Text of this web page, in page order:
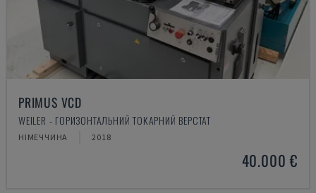
PRIMUS VCD
WEILER - ГОРИЗОНТАЛЬНИЙ ТОКАРНИЙ ВЕРСТАТ
НІМЕЧЧИНА 2018
40.000 €